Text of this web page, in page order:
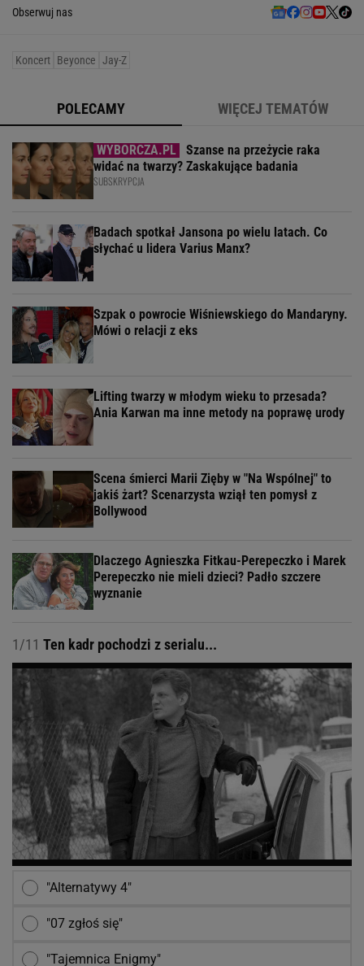
Obserwuj nas
Koncert Beyonce Jay-Z
POLECAMY WIĘCEJ TEMATÓW
Szanse na przeżycie raka
widać na twarzy? Zaskakujące badania
SUBSKRYPCJA
Badach spotkał Jansona po wielu latach. Co
słychać u lidera Varius Manx?
Szpak o powrocie Wiśniewskiego do Mandaryny.
Mówi o relacji z eks
Lifting twarzy w młodym wieku to przesada?
Ania Karwan ma inne metody na poprawę urody
Scena śmierci Marii Zięby w "Na Wspólnej" to
jakiś żart? Scenarzysta wziął ten pomysł z
Bollywood
Dlaczego Agnieszka Fitkau-Perepeczko i Marek
Perepeczko nie mieli dzieci? Padło szczere
wyznanie
1/11 Ten kadr pochodzi z serialu...
"Alternatywy 4"
"07 zgłoś się"
"Tajemnica Enigmy"